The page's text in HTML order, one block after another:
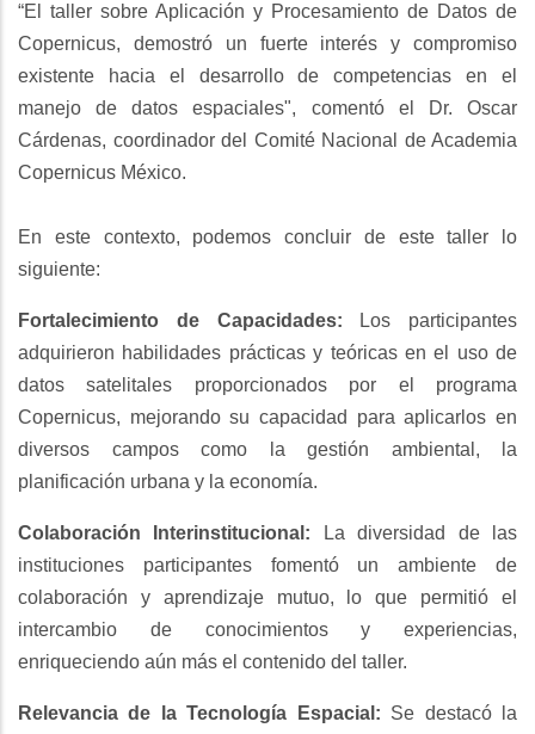
“El taller sobre Aplicación y Procesamiento de Datos de
Copernicus, demostró un fuerte interés y compromiso
existente hacia el desarrollo de competencias en el
manejo de datos espaciales", comentó el Dr. Oscar
Cárdenas, coordinador del Comité Nacional de Academia
Copernicus México.
En este contexto, podemos concluir de este taller lo
siguiente:
Fortalecimiento de Capacidades: Los participantes
adquirieron habilidades prácticas y teóricas en el uso de
datos satelitales proporcionados por el programa
Copernicus, mejorando su capacidad para aplicarlos en
diversos campos como la gestión ambiental, la
planificación urbana y la economía.
Colaboración Interinstitucional: La diversidad de las
instituciones participantes fomentó un ambiente de
colaboración y aprendizaje mutuo, lo que permitió el
intercambio de conocimientos y experiencias,
enriqueciendo aún más el contenido del taller.
Relevancia de la Tecnología Espacial: Se destacó la